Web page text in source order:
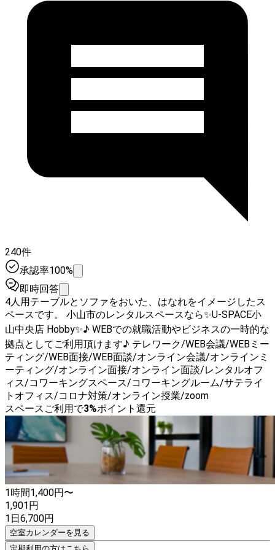
240件
承認率100%
即時回答
4人用テーブルとソファをおいた、はなれをイメージしたス
ペースです。 小山市のレンタルスペースなら✨U-SPACE小
山中央店 Hobby✨♪ WEBでの就職活動やビジネスの一時的な
拠点としてご利用頂けます♪ テレワーク/WEB会議/WEBミー
ティング/WEB面接/WEB面談/オンライン会議/オンラインミ
ーティング/オンライン面接/オンライン面談/レンタルオフ
ィス/コワーキングスペース/コワーキングルーム/サテライ
トオフィス/コロナ対策/オンライン授業/zoom
スペースご利用で3%ポイント還元
1時間1,400円〜
1,901円
1日6,700円
空室カレンダーを見る